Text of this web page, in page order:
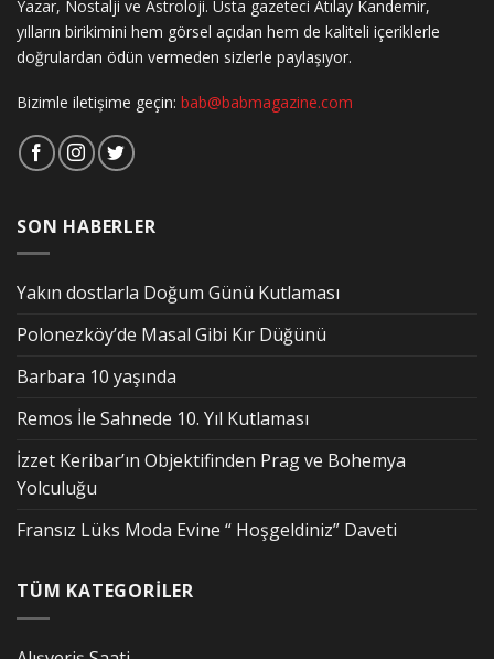
Yazar, Nostalji ve Astroloji. Usta gazeteci Atılay Kandemir,
yılların birikimini hem görsel açıdan hem de kaliteli içeriklerle
doğrulardan ödün vermeden sizlerle paylaşıyor.
Bizimle iletişime geçin: bab@babmagazine.com
SON HABERLER
Yakın dostlarla Doğum Günü Kutlaması
Polonezköy’de Masal Gibi Kır Düğünü
Barbara 10 yaşında
Remos İle Sahnede 10. Yıl Kutlaması
İzzet Keribar’ın Objektifinden Prag ve Bohemya
Yolculuğu
Fransız Lüks Moda Evine “ Hoşgeldiniz” Daveti
TÜM KATEGORİLER